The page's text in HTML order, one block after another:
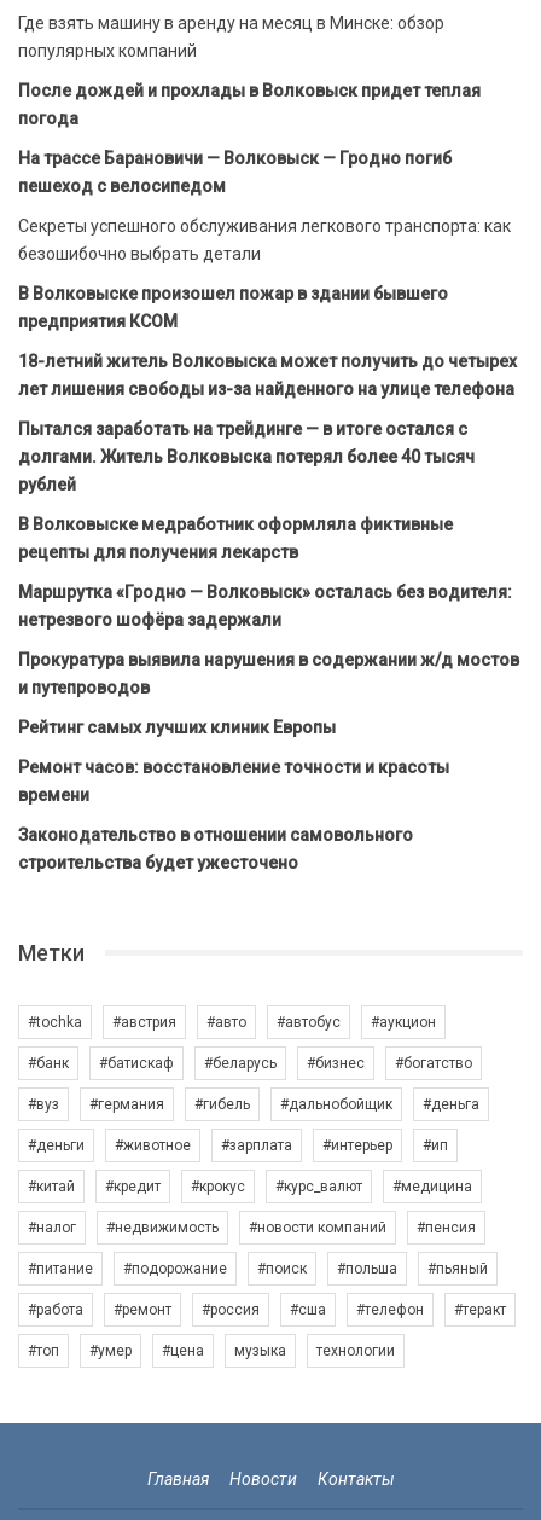
Где взять машину в аренду на месяц в Минске: обзор
популярных компаний
После дождей и прохлады в Волковыск придет теплая
погода
На трассе Барановичи — Волковыск — Гродно погиб
пешеход с велосипедом
Секреты успешного обслуживания легкового транспорта: как
безошибочно выбрать детали
В Волковыске произошел пожар в здании бывшего
предприятия КСОМ
18-летний житель Волковыска может получить до четырех
лет лишения свободы из-за найденного на улице телефона
Пытался заработать на трейдинге — в итоге остался с
долгами. Житель Волковыска потерял более 40 тысяч
рублей
В Волковыске медработник оформляла фиктивные
рецепты для получения лекарств
Маршрутка «Гродно — Волковыск» осталась без водителя:
нетрезвого шофёра задержали
Прокуратура выявила нарушения в содержании ж/д мостов
и путепроводов
Рейтинг самых лучших клиник Европы
Ремонт часов: восстановление точности и красоты
времени
Законодательство в отношении самовольного
строительства будет ужесточено
Метки
#tochka #австрия #авто #автобус #аукцион
#банк #батискаф #беларусь #бизнес #богатство
#вуз #германия #гибель #дальнобойщик #деньга
#деньги #животное #зарплата #интерьер #ип
#китай #кредит #крокус #курс_валют #медицина
#налог #недвижимость #новости компаний #пенсия
#питание #подорожание #поиск #польша #пьяный
#работа #ремонт #россия #сша #телефон #теракт
#топ #умер #цена музыка технологии
Главная Новости Контакты